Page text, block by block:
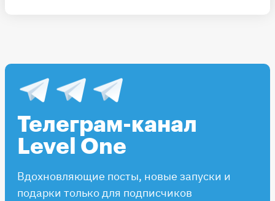
Телеграм-канал
Level One
Вдохновляющие посты, новые запуски и
подарки только для подписчиков